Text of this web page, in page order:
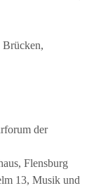
Brücken,
der
Flensburg
13, Musik und